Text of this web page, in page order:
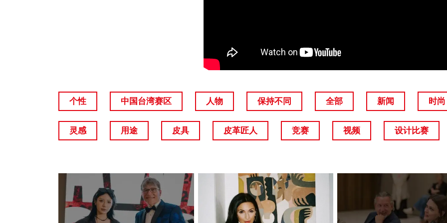
个性 中国台湾赛区 人物 保持不同 全部 新闻 时尚
灵感 用途 皮具 皮革匠人 竞赛 视频 设计比赛